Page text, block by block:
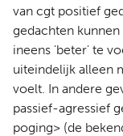
van cgt positief
gedachten
ineens 'beter' te
uiteindelijk alleen
voelt. In andere
passief-agressief
poging> (de